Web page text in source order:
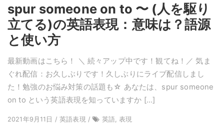
spur someone on to 〜 (人を駆り
立てる)の英語表現：意味は？語源
と使い方
最新動画はこちら！ ＼ 続々アップ中です！観てね！／ 気ま
ぐれ配信：お久しぶりです！久しぶりにライブ配信しまし
た！勉強のお悩み対策の話題も☆ あなたは、spur someone
on to という英語表現を知っていますか […]
2021年9月11日 / 英語表現 / 英語, 表現